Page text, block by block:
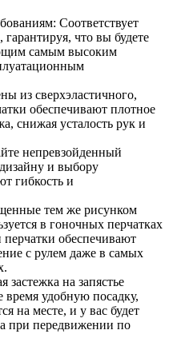
Соответствует
что вы будете
самым высоким
из сверхэластичного,
обеспечивают плотное
снижая усталость рук и
непревзойденный
и выбору
гибкость и
тем же рисунком
в гоночных перчатках
обеспечивают
с рулем даже в самых
застежка на запястье
удобную посадку,
на месте, и у вас будет
при передвижении по